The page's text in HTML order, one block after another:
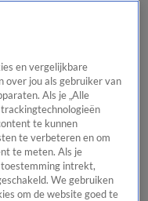
Onze categorieën Laatste
en vergelijkbare
over jou als gebruiker van
Als je „Alle
te kunnen
te verbeteren en om
te meten. Als je
toestemming intrekt,
We gebruiken
om de website goed te